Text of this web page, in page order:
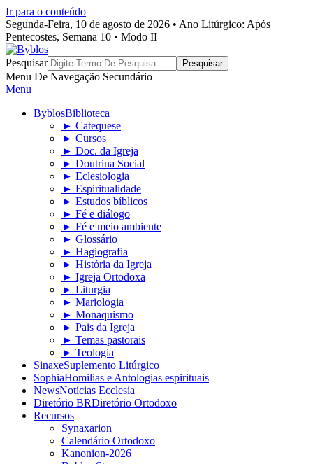
Ir para o conteúdo
Segunda-Feira, 10 de agosto de 2026 • Ano Litúrgico: Após
Pentecostes, Semana 10 • Modo II
Byblos
Pesquisar
Menu De Navegação Secundário
Menu
ByblosBiblioteca
► Catequese
► Cursos
► Doc. da Igreja
► Doutrina Social
► Eclesiologia
► Espiritualidade
► Estudos bíblicos
► Fé e diálogo
► Fé e meio ambiente
► Glossário
► Hagiografia
► História da Igreja
► Igreja Ortodoxa
► Liturgia
► Mariologia
► Monaquismo
► Pais da Igreja
► Temas pastorais
► Teologia
SinaxeSuplemento Litúrgico
SophiaHomilias e Antologias espirituais
NewsNotícias Ecclesia
Diretório BRDiretório Ortodoxo
Recursos
Synaxarion
Calendário Ortodoxo
Kanonion-2026